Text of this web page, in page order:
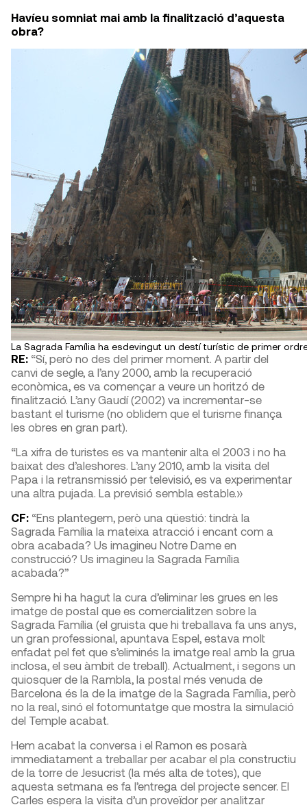
Havíeu somniat mai amb la finalització d’aquesta
obra?
La Sagrada Família ha esdevingut un destí turístic de primer
RE: “Sí, però no des del primer moment. A partir del
canvi de segle, a l’any 2000, amb la recuperació
econòmica, es va començar a veure un horitzó de
finalització. L’any Gaudí (2002) va incrementar-se
bastant el turisme (no oblidem que el turisme finança
les obres en gran part).
“La xifra de turistes es va mantenir alta el 2003 i no ha
baixat des d’aleshores. L’any 2010, amb la visita del
Papa i la retransmissió per televisió, es va experimentar
una altra pujada. La previsió sembla estable.»
CF: “Ens plantegem, però una qüestió: tindrà la
Sagrada Família la mateixa atracció i encant com a
obra acabada? Us imagineu Notre Dame en
construcció? Us imagineu la Sagrada Família
acabada?”
Sempre hi ha hagut la cura d’eliminar les grues en les
imatge de postal que es comercialitzen sobre la
Sagrada Família (el gruista que hi treballava fa uns anys,
un gran professional, apuntava Espel, estava molt
enfadat pel fet que s’eliminés la imatge real amb la grua
inclosa, el seu àmbit de treball). Actualment, i segons un
quiosquer de la Rambla, la postal més venuda de
Barcelona és la de la imatge de la Sagrada Família, però
no la real, sinó el fotomuntatge que mostra la simulació
del Temple acabat.
Hem acabat la conversa i el Ramon es posarà
immediatament a treballar per acabar el pla constructiu
de la torre de Jesucrist (la més alta de totes), que
aquesta setmana es fa l’entrega del projecte sencer. El
Carles espera la visita d’un proveïdor per analitzar